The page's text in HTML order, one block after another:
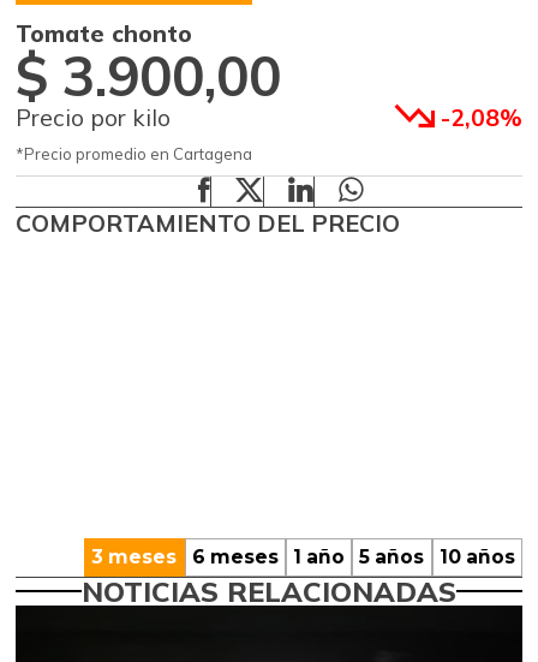
Tomate chonto
$ 3.900,00
Precio por kilo -2,08%
*Precio promedio en Cartagena
COMPORTAMIENTO DEL PRECIO
3 meses 6 meses 1 año 5 años 10 años
NOTICIAS RELACIONADAS